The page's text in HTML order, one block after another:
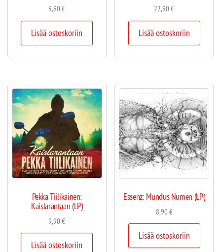
9,90€
Lisää ostoskoriin
22,90€
Lisää ostoskoriin
Pekka Tiilikainen:
Kaislarantaan (LP)
9,90€
Lisää ostoskoriin
Essenz: Mundus Numen (LP)
8,90€
Lisää ostoskoriin